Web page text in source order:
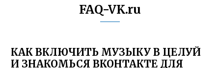
FAQ-VK.ru
КАК ВКЛЮЧИТЬ МУЗЫКУ В ЦЕЛУЙ
И ЗНАКОМЬСЯ ВКОНТАКТЕ ДЛЯ